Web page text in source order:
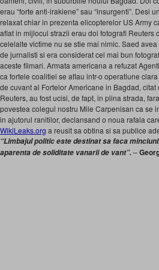
erau “forte anti-irakiene” sau “insurgenti”. Desi
relaxat chiar in prezenta elicopterelor US Army
aflat in mijlocul strazii erau doi fotografi
celelalte victime nu se stie mai nimic. Saed
de jurnalisti si era considerat cel mai bun
aceste filmari. Armata americana a refuzat
ca fortele coalitiei se aflau intr-o operatiune
de cuvant al Fortelor Americane in Bagdad,
Reuters, au fost ucisi, de fapt, in plina strada,
povestea colegul nostru Mile Carpenisan ca se
in ajutorul ranitilor, declansand o noua rafala
WikiLeaks.org a reusit sa obtina si sa publice
“Limbajul politic este destinat sa faca
aparenta de soliditate vanarii de vant”.–